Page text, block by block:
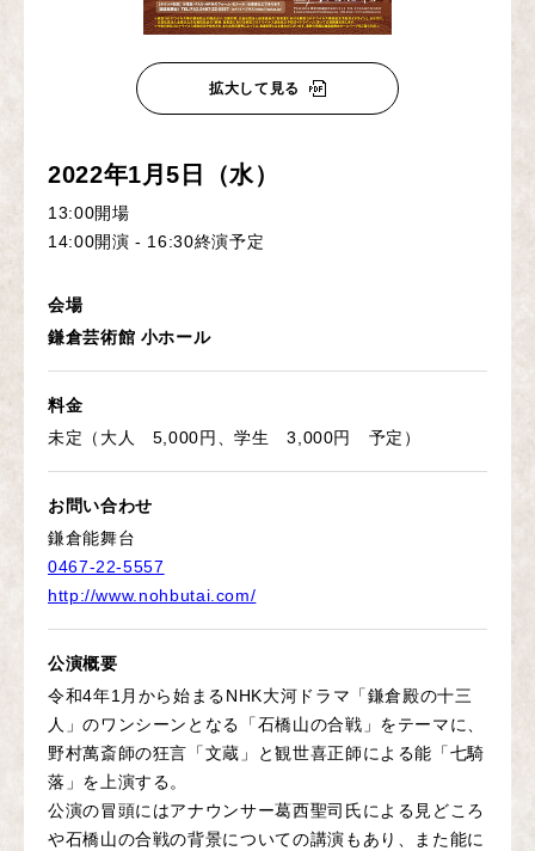
拡大して見る
2022年1月5日（水）
13:00開場
14:00開演 - 16:30終演予定
会場
鎌倉芸術館 小ホール
料金
未定（大人 5,000円、学生 3,000円 予定）
お問い合わせ
鎌倉能舞台
0467-22-5557
http://www.nohbutai.com/
公演概要
令和4年1月から始まるNHK大河ドラマ「鎌倉殿の十三
人」のワンシーンとなる「石橋山の合戦」をテーマに、
野村萬斎師の狂言「文蔵」と観世喜正師による能「七騎
落」を上演する。
公演の冒頭にはアナウンサー葛西聖司氏による見どころ
や石橋山の合戦の背景についての講演もあり、また能に